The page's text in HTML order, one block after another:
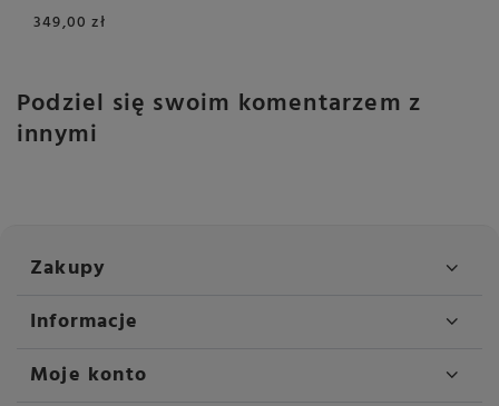
349,00 zł
Podziel się swoim komentarzem z
innymi
Zakupy
Informacje
Moje konto